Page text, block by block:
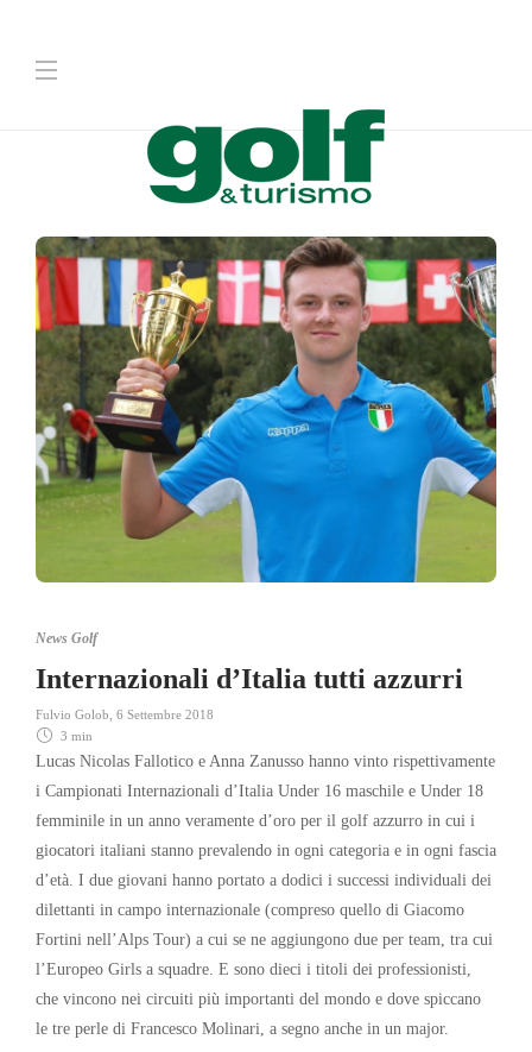
News Golf
Internazionali d’Italia tutti azzurri
Fulvio Golob 6 Settembre 2018
3 min
Lucas Nicolas Fallotico e Anna Zanusso hanno vinto rispettivamente
i Campionati Internazionali d’Italia Under 16 maschile e Under 18
femminile in un anno veramente d’oro per il golf azzurro in cui i
giocatori italiani stanno prevalendo in ogni categoria e in ogni fascia
d’età. I due giovani hanno portato a dodici i successi individuali dei
dilettanti in campo internazionale (compreso quello di Giacomo
Fortini nell’Alps Tour) a cui se ne aggiungono due per team, tra cui
l’Europeo Girls a squadre. E sono dieci i titoli dei professionisti,
che vincono nei circuiti più importanti del mondo e dove spiccano
le tre perle di Francesco Molinari, a segno anche in un major.